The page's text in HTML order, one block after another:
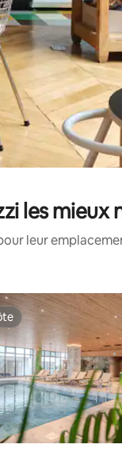
les mieux
leur